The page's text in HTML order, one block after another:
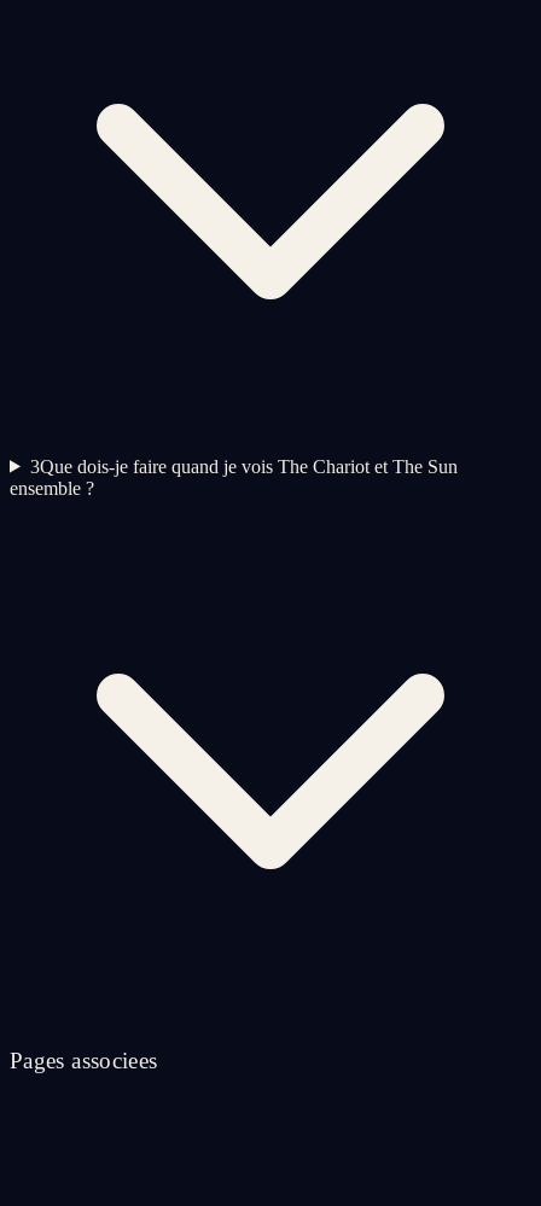
3Que dois-je faire quand je vois The Chariot et The Sun
ensemble ?
Pages associees